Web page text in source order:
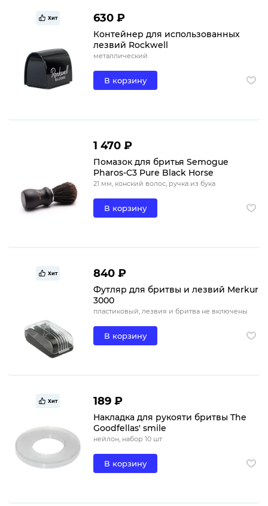
Хит 630 ₽
Контейнер для использованных
лезвий Rockwell
металлический
В корзину
1 470 ₽
Помазок для бритья Semogue
Pharos-C3 Pure Black Horse
21 мм, конский волос, ручка из бука
В корзину
Хит 840 ₽
Футляр для бритвы и лезвий Merkur
3000
пластиковый, лезвия и бритва не включены
В корзину
Хит 189 ₽
Накладка для рукояти бритвы The
Goodfellas' smile
нейлон, набор 10 шт
В корзину